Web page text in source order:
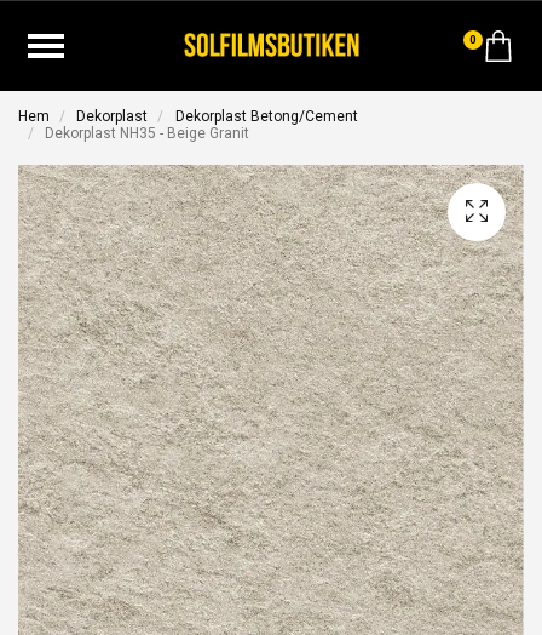
0
Hem Dekorplast
Dekorplast Betong/Cement
Dekorplast NH35 - Beige Granit